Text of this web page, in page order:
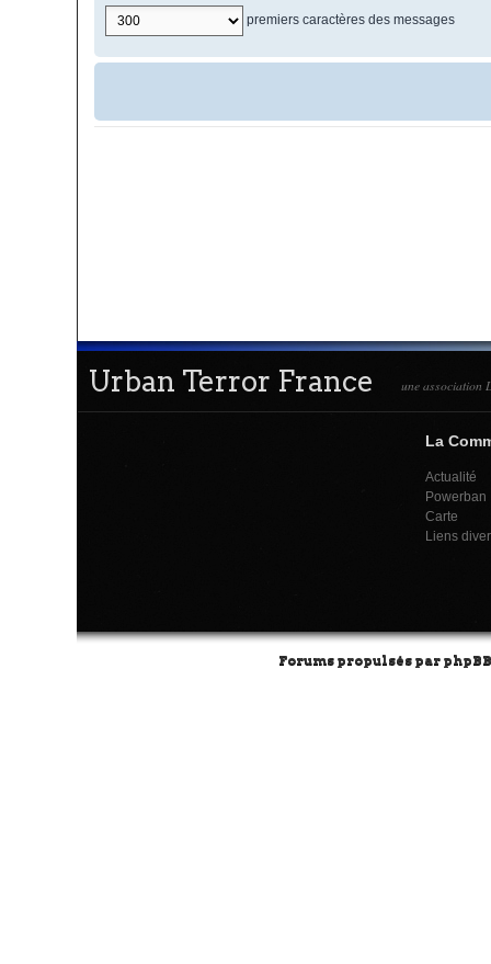
premiers caractères des messages
Urban Terror France une association
La
Actualité
Powerban
Carte
Liens
Forums propulsés par phpBB